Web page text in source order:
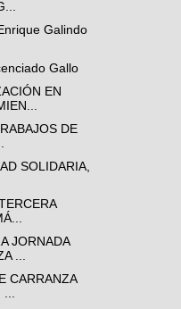
Galindo
Gallo
EN
DE
SOLIDARIA,
JORNADA
...
CARRANZA
...